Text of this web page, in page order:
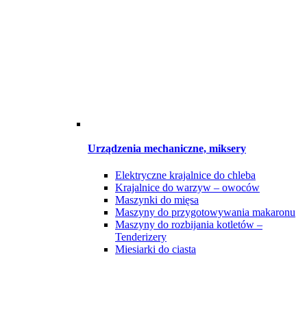
Urządzenia mechaniczne, miksery
Elektryczne krajalnice do chleba
Krajalnice do warzyw – owoców
Maszynki do mięsa
Maszyny do przygotowywania makaronu
Maszyny do rozbijania kotletów –
Tenderizery
Miesiarki do ciasta